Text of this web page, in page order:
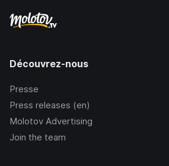
Découvrez-nous
Presse
Press releases (en)
Molotov Advertising
Join the team